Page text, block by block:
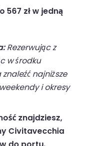
567 zł w jedną
Rezerwując z
w środku
najniższe
i okresy
znajdziesz,
Civitavecchia